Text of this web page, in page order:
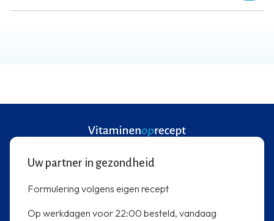
Uw partner in gezondheid
Formulering volgens eigen recept
Op werkdagen voor 22:00 besteld, vandaag